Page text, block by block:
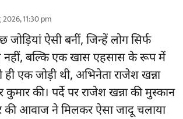
11:30 pm
जोड़ियां ऐसी बनीं, जिन्हें लोग सिर्फ
से नहीं, बल्कि एक खास एहसास के रूप में
एक जोड़ी थी, अभिनेता राजेश खन्ना
की। पर्दे पर राजेश खन्ना की मुस्कान
कीआवाजने मिलकर ऐसा जादू चलाया